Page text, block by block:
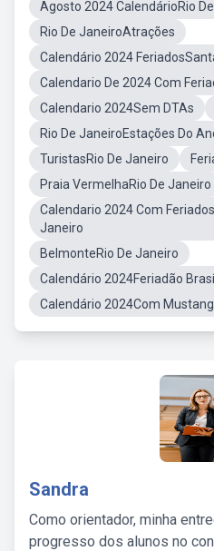
Agosto 2024 CalendárioRio
Rio De JaneiroAtrações
Calendário 2024
Calendario De 2024 Com
Calendario 2024Sem DTAs
Rio De JaneiroEstações Do
TuristasRio De Janeiro
Praia VermelhaRio De Janeiro
Calendario 2024 Com
Janeiro
BelmonteRio De Janeiro
Calendário 2024Feriadão
Calendário 2024Com
Sandra
Como orientador, minha
progresso dos alunos no